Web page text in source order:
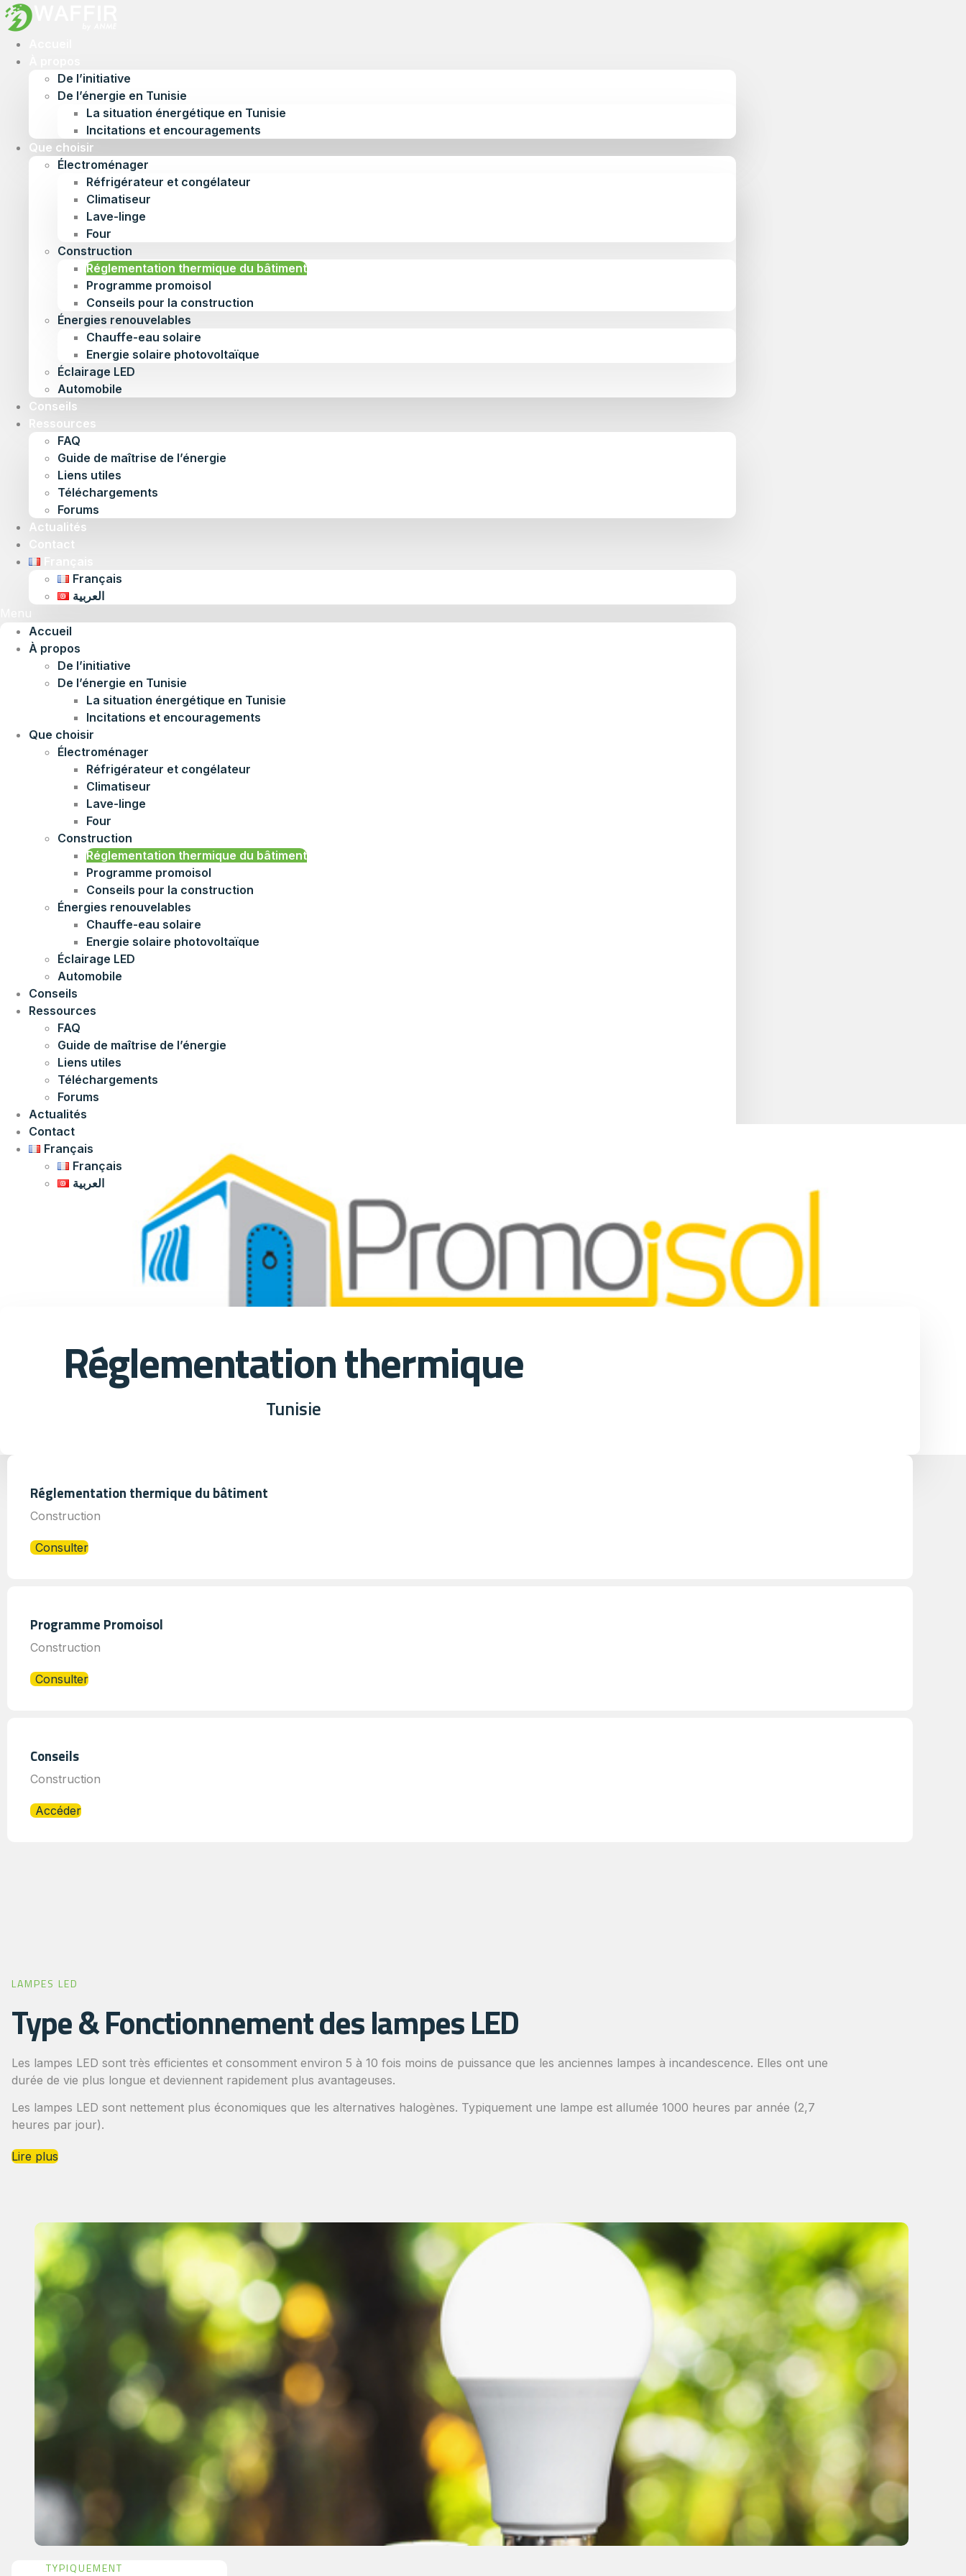
De l’initiative
De l’énergie en Tunisie
La situation énergétique en Tunisie
Incitations et encouragements
Que choisir
Électroménager
Réfrigérateur et congélateur
Climatiseur
Lave-linge
Four
Construction
Réglementation thermique du bâtiment
Programme promoisol
Conseils pour la construction
Énergies renouvelables
Chauffe-eau solaire
Energie solaire photovoltaïque
Éclairage LED
Automobile
Conseils
Ressources
FAQ
Guide de maîtrise de l’énergie
Liens utiles
Téléchargements
Forums
Actualités
Contact
Français
العربية
Accueil
À propos
De l’initiative
De l’énergie en Tunisie
La situation énergétique en Tunisie
Incitations et encouragements
Que choisir
Électroménager
Réfrigérateur et congélateur
Climatiseur
Lave-linge
Four
Construction
Réglementation thermique du bâtiment
Programme promoisol
Conseils pour la construction
Énergies renouvelables
Chauffe-eau solaire
Energie solaire photovoltaïque
Éclairage LED
Automobile
Conseils
Ressources
FAQ
Guide de maîtrise de l’énergie
Liens utiles
Téléchargements
Forums
Actualités
Contact
Français
Français
العربية
Réglementation thermique
Tunisie
Réglementation thermique du bâtiment
Construction
Consulter
Programme Promoisol
Construction
Consulter
Conseils
Construction
Accéder
LAMPES LED
Type & Fonctionnement des lampes LED
Les lampes LED sont très efficientes et consomment environ 5 à 10 fois moins de puissance que les anciennes lampes à incandescence. Elles ont une
durée de vie plus longue et deviennent rapidement plus avantageuses.
Les lampes LED sont nettement plus économiques que les alternatives halogènes. Typiquement une lampe est allumée 1000 heures par année (2,7
heures par jour).
Lire plus
TYPIQUEMENT